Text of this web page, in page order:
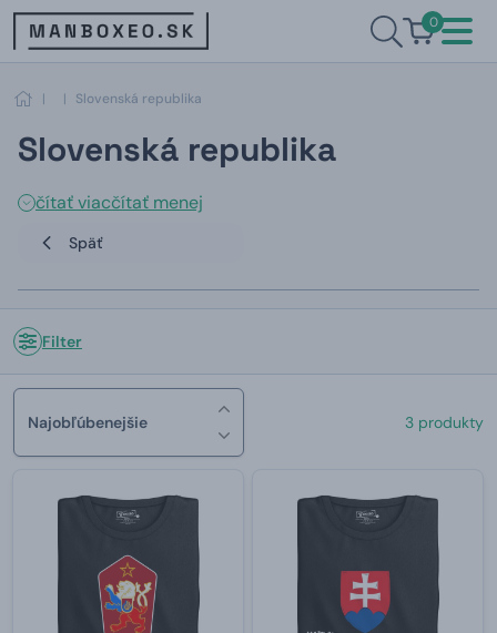
0
| | Slovenská republika
Slovenská republika
čítať viacčítať menej
Späť
Filter
Najobľúbenejšie 3 produkty